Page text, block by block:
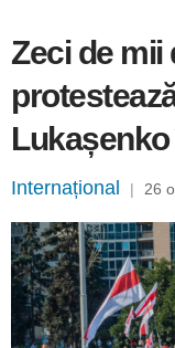
Zeci de mii
Internațional | 26